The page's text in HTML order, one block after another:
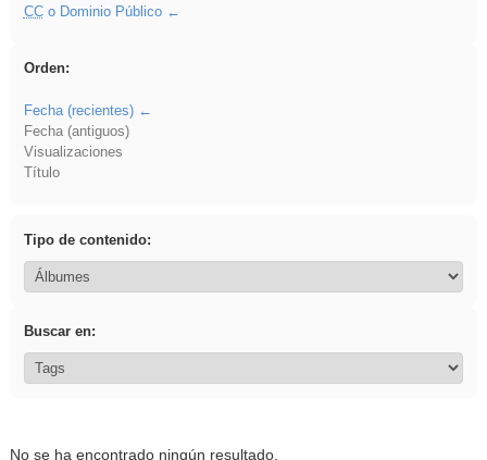
CCo Dominio Público
Orden:
Fecha (recientes)
Fecha (antiguos)
Visualizaciones
Título
Tipo de contenido:
Buscar en:
No se ha encontrado ningún resultado.